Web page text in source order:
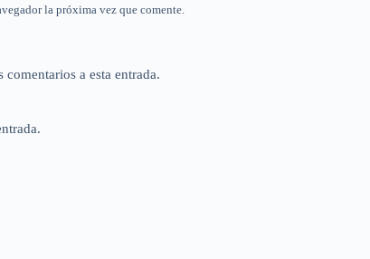
la próxima vez que comente.
a esta entrada.